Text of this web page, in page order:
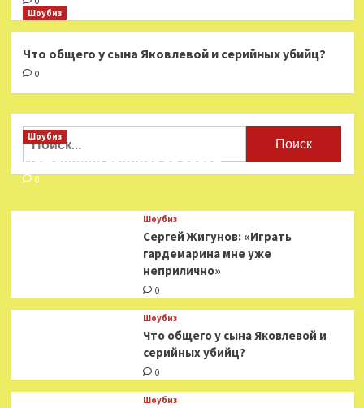
Шоубиз
Что общего у сына Яковлевой и серийных убийц?
0
Найти:
Шоубиз
Мошенники взялись за звезд
0
Шоубиз
Сергей Жигунов: «Играть
гардемарина мне уже
неприлично»
0
Шоубиз
Что общего у сына Яковлевой и
серийных убийц?
0
Шоубиз